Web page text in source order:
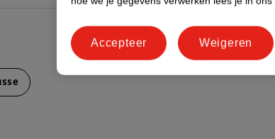
Weigeren
Accepteer